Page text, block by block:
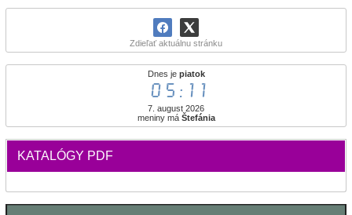
Zdieľať aktuálnu stránku
Dnes je piatok
05:11
7. august 2026
meniny má Štefánia
KATALÓGY PDF